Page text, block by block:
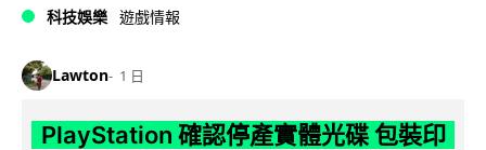
科技娛樂 遊戲情報
Lawton 1 日
PlayStation 確認停產實體光碟 包裝印